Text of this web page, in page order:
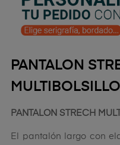
PANTALON
PANTALON STRECH
El pantalón largo con